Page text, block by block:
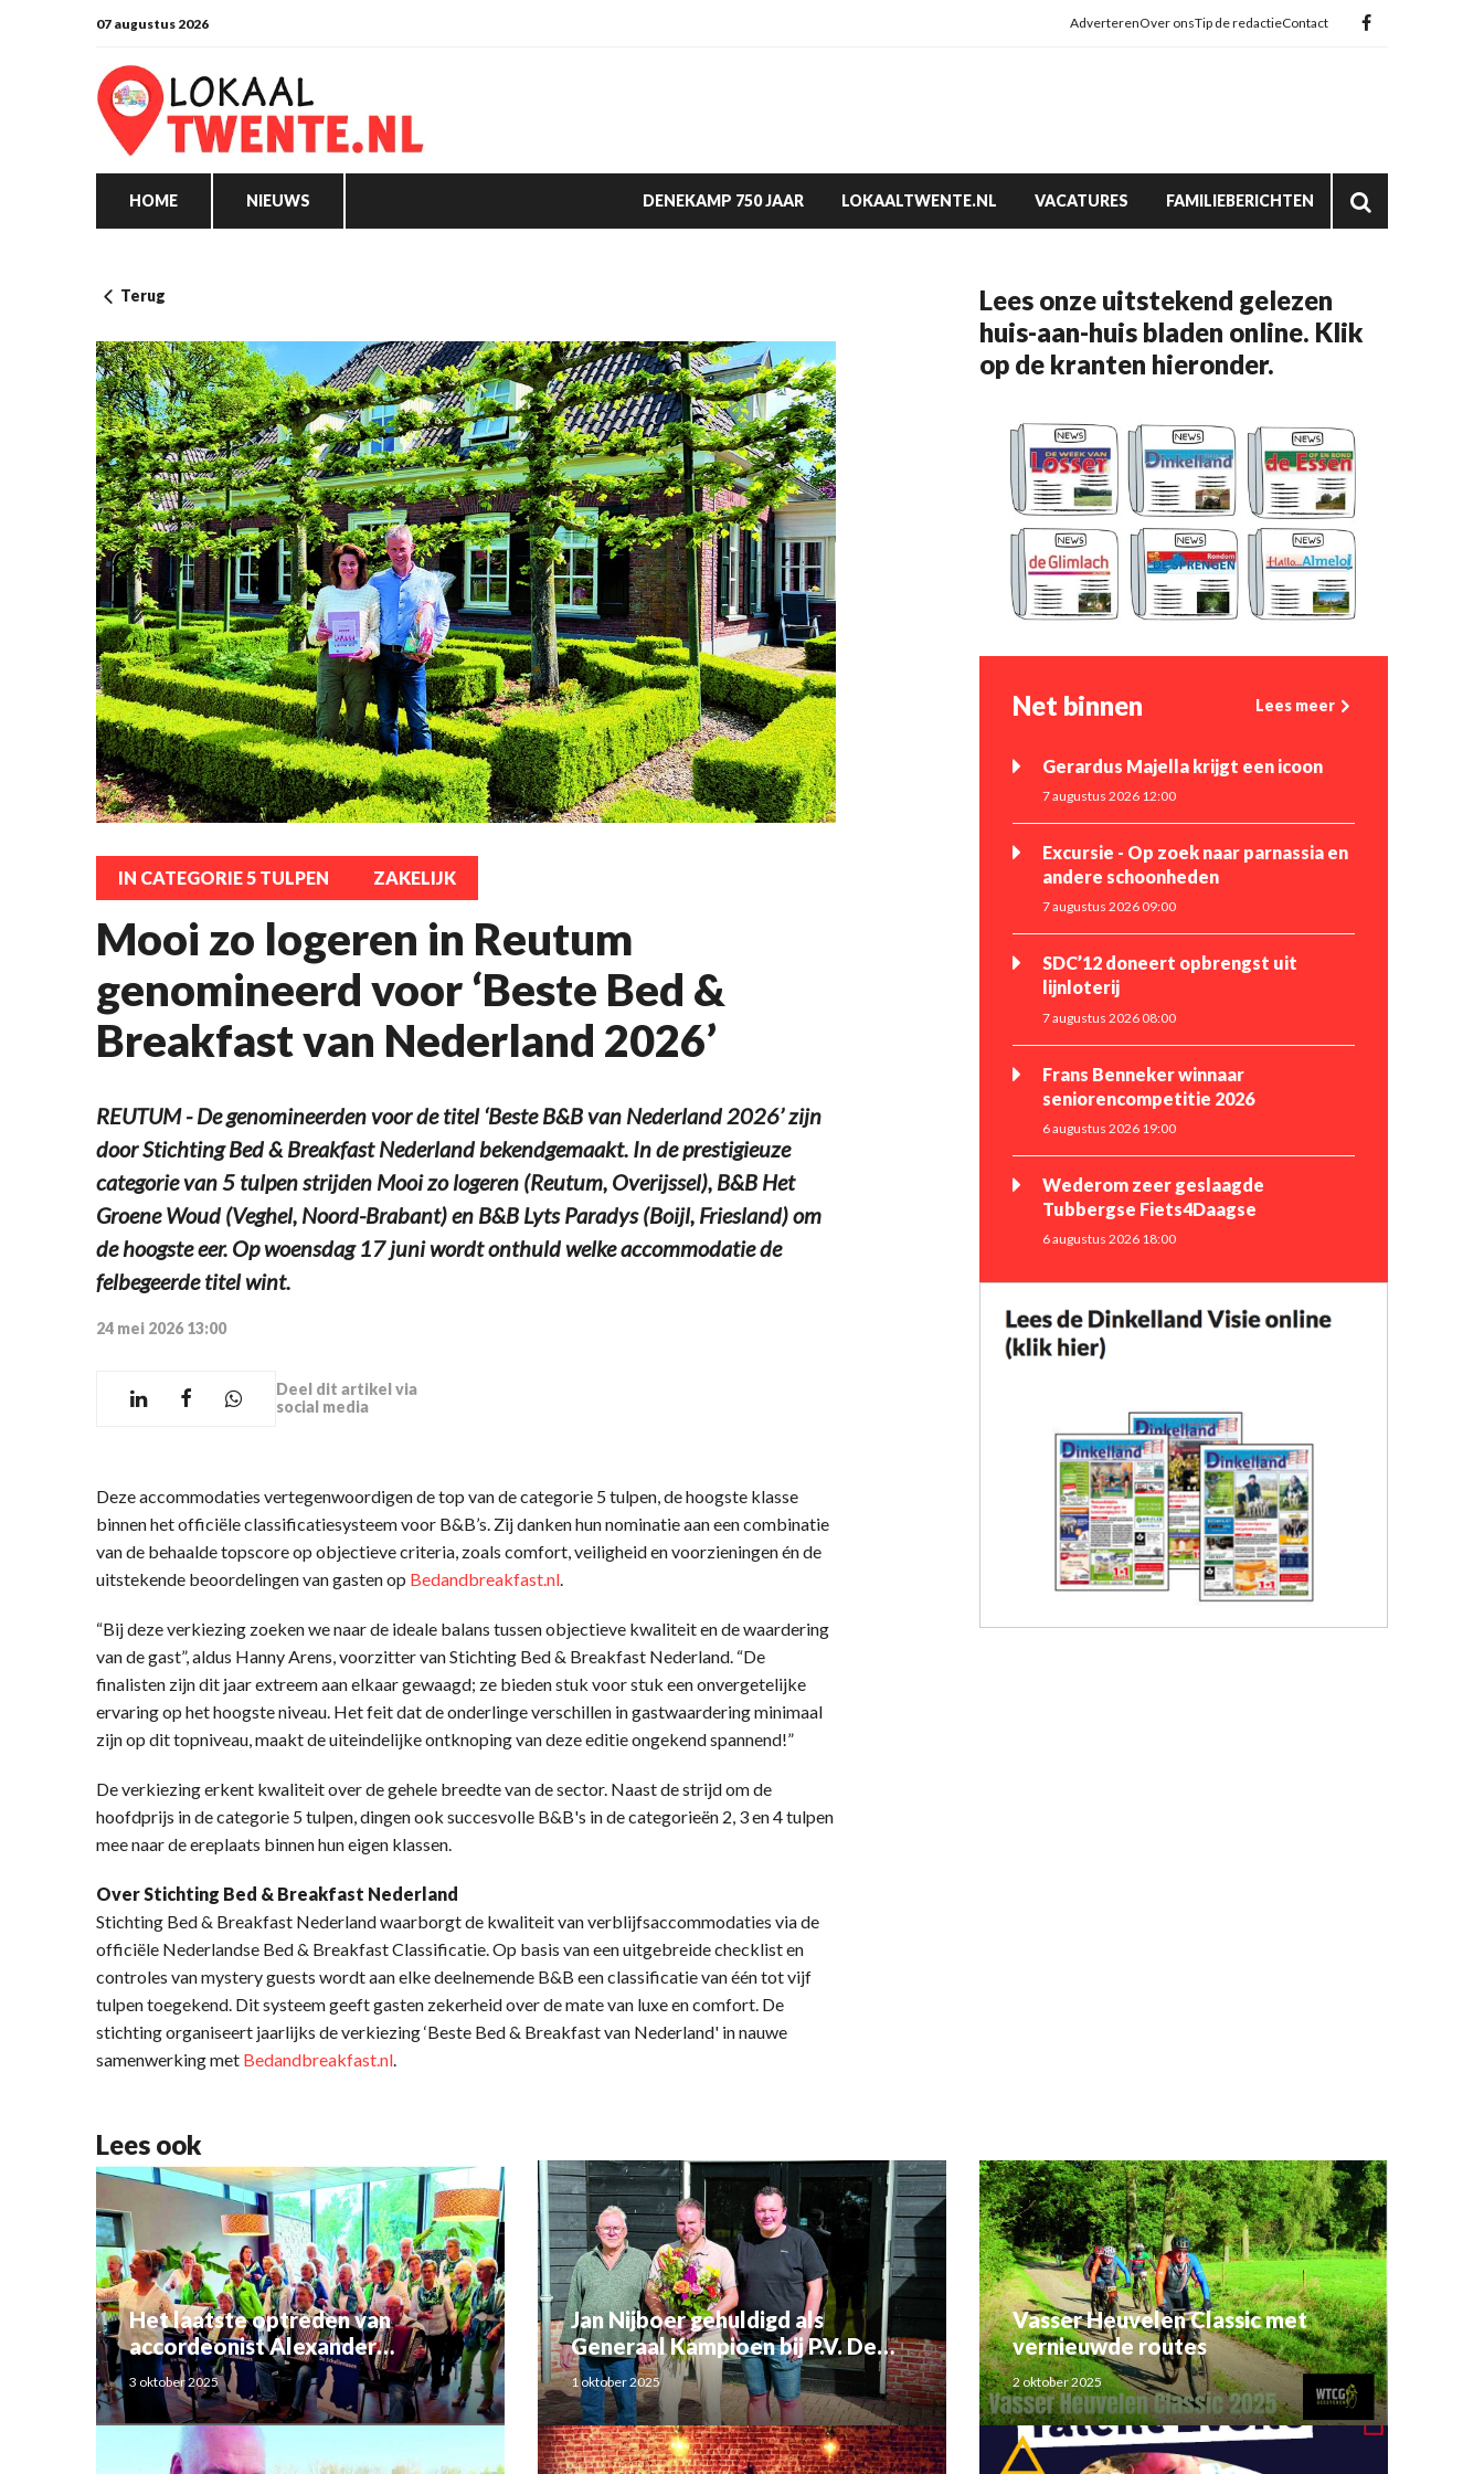
07 augustus 2026 AdverterenOver onsTip de redactieContact
HOME NIEUWS DENEKAMP 750 JAAR LOKAALTWENTE.NL VACATURES FAMILIEBERICHTEN
Terug
IN CATEGORIE 5 TULPEN ZAKELIJK
Mooi zo logeren in Reutum
genomineerd voor ‘Beste Bed &
Breakfast van Nederland 2026’
REUTUM - De genomineerden voor de titel ‘Beste B&B van Nederland 2026’ zijn
door Stichting Bed & Breakfast Nederland bekendgemaakt. In de prestigieuze
categorie van 5 tulpen strijden Mooi zo logeren (Reutum, Overijssel), B&B Het
Groene Woud (Veghel, Noord-Brabant) en B&B Lyts Paradys (Boijl, Friesland) om
de hoogste eer. Op woensdag 17 juni wordt onthuld welke accommodatie de
felbegeerde titel wint.
24 mei 2026 13:00
Deel dit artikel via
social media
Deze accommodaties vertegenwoordigen de top van de categorie 5 tulpen, de hoogste klasse
binnen het officiële classificatiesysteem voor B&B’s. Zij danken hun nominatie aan een combinatie
van de behaalde topscore op objectieve criteria, zoals comfort, veiligheid en voorzieningen én de
uitstekende beoordelingen van gasten op Bedandbreakfast.nl
“Bij deze verkiezing zoeken we naar de ideale balans tussen objectieve kwaliteit en de waardering
van de gast”, aldus Hanny Arens, voorzitter van Stichting Bed & Breakfast Nederland. “De
finalisten zijn dit jaar extreem aan elkaar gewaagd; ze bieden stuk voor stuk een onvergetelijke
ervaring op het hoogste niveau. Het feit dat de onderlinge verschillen in gastwaardering minimaal
zijn op dit topniveau, maakt de uiteindelijke ontknoping van deze editie ongekend spannend!”
De verkiezing erkent kwaliteit over de gehele breedte van de sector. Naast de strijd om de
hoofdprijs in de categorie 5 tulpen, dingen ook succesvolle B&B's in de categorieën 2, 3 en 4 tulpen
mee naar de ereplaats binnen hun eigen klassen.
Over Stichting Bed & Breakfast Nederland
Stichting Bed & Breakfast Nederland waarborgt de kwaliteit van verblijfsaccommodaties via de
officiële Nederlandse Bed & Breakfast Classificatie. Op basis van een uitgebreide checklist en
controles van mystery guests wordt aan elke deelnemende B&B een classificatie van één tot vijf
tulpen toegekend. Dit systeem geeft gasten zekerheid over de mate van luxe en comfort. De
stichting organiseert jaarlijks de verkiezing ‘Beste Bed & Breakfast van Nederland' in nauwe
samenwerking met Bedandbreakfast.nl
Lees onze uitstekend gelezen
huis-aan-huis bladen online. Klik
op de kranten hieronder.
Net binnen Lees meer
Gerardus Majella krijgt een icoon
7 augustus 2026 12:00
Excursie - Op zoek naar parnassia en
andere schoonheden
7 augustus 2026 09:00
SDC’12 doneert opbrengst uit
lijnloterij
7 augustus 2026 08:00
Frans Benneker winnaar
seniorencompetitie 2026
6 augustus 2026 19:00
Wederom zeer geslaagde
Tubbergse Fiets4Daagse
6 augustus 2026 18:00
Lees ook
Het laatste optreden van
accordeonist Alexander
Schoemaker
3 oktober 2025
Jan Nijboer gehuldigd als
Generaal Kampioen bij P.V. De
Luchtbode
1 oktober 2025
Vasser Heuvelen Classic met
vernieuwde routes
2 oktober 2025